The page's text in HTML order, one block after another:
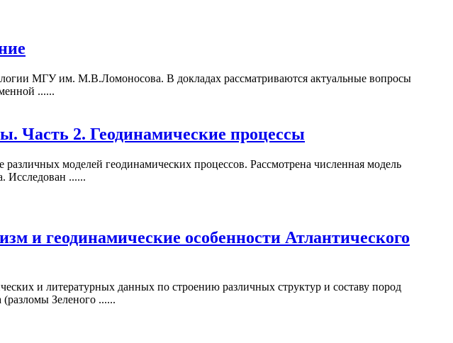
МГУ им. М.В.Ломоносова. В докладах рассматриваются актуальные вопросы
......
Часть 2. Геодинамические процессы
моделей геодинамических процессов. Рассмотрена численная модель
Исследован ......
и геодинамические особенности Атлантического
и литературных данных по строению различных структур и составу пород
Зеленого ......